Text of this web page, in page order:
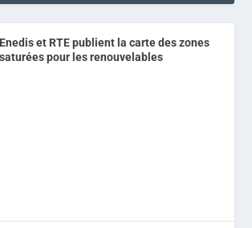
Enedis et RTE publient la carte des zones
saturées pour les renouvelables